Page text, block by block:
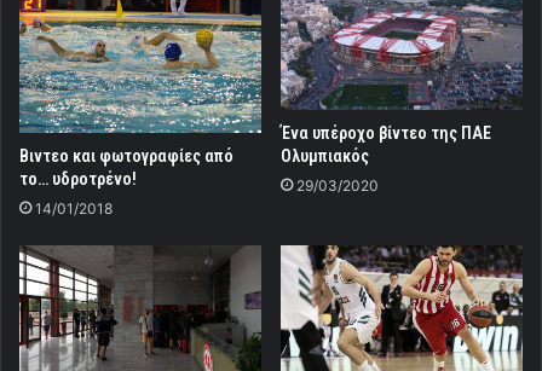
Βιντεο και φωτογραφίες από
το… υδροτρένο!
14/01/2018
Ένα υπέροχο βίντεο της ΠΑΕ
Ολυμπιακός
29/03/2020